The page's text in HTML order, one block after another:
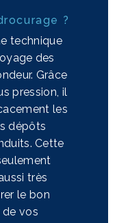
?
technique
des
Grâce
pression, il
les
dépôts
Cette
très
le bon
vos